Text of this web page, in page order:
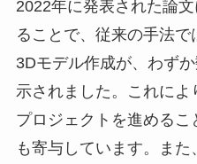
2022年に発表された論
ることで、従来の手法
3Dモデル作成が、わず
示されました。これに
プロジェクトを進める
も寄与しています。ま